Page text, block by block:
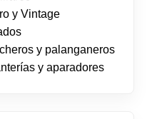
y Vintage
y palanganeros
y aparadores